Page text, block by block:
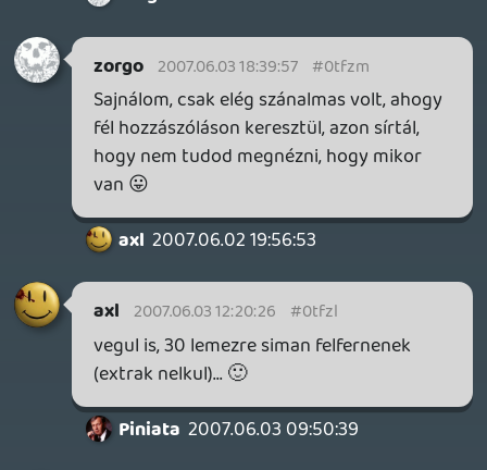
Piniata
Én csak akkor fogom megvenni a DVD-ket
ha befejezték a sorozatot, mert ha valami
gyökér vége lesz, akkor pénz kidobásnak
drag 2007.06.02 20:00:11
Marlboro Man 2007.06.02 20:11:28 #0tfzg
várom már 😃
2007.06.02 20:10:39#0tfzf
drag 2007.06.02 20:00:11